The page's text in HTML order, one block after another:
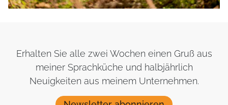
Erhalten Sie alle zwei Wochen einen Gruß aus
meiner Sprachküche und halbjährlich
Neuigkeiten aus meinem Unternehmen.